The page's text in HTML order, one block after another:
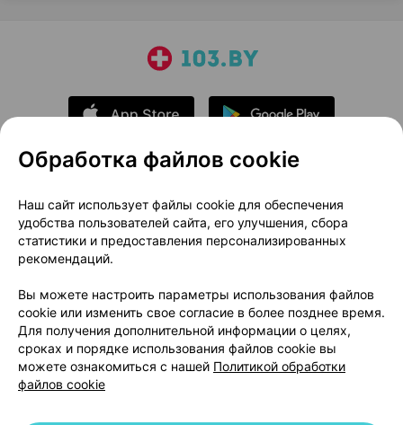
О проекте
Новости проекта
Размещение рекламы
Медицинский маркетинг
Публичный договор
Доставка
Способы оплаты
Вакансии
Партнеры
Написать руководителю 103.by
Написать в поддержку
Персональные настройки Cookie
Обработка файлов cookie
Наш сайт использует файлы cookie для обеспечения
удобства пользователей сайта, его улучшения, сбора
статистики и предоставления персонализированных
рекомендаций.
Вы можете настроить параметры использования файлов
cookie или изменить свое согласие в более позднее время.
Для получения дополнительной информации о целях,
сроках и порядке использования файлов cookie вы
можете ознакомиться с нашей Политикой обработки
файлов cookie